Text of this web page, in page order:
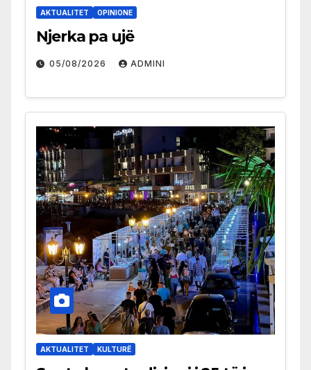
AKTUALITET OPINIONE
Njerka pa ujë
05/08/2026 ADMINI
AKTUALITET KULTURË